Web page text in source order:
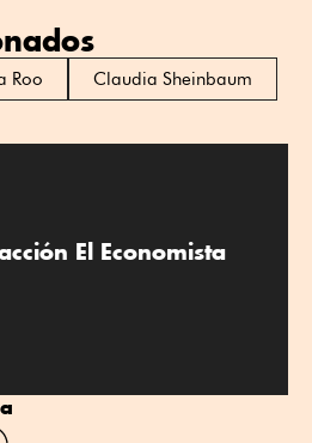
Roo
Claudia Sheinbaum
El Economista